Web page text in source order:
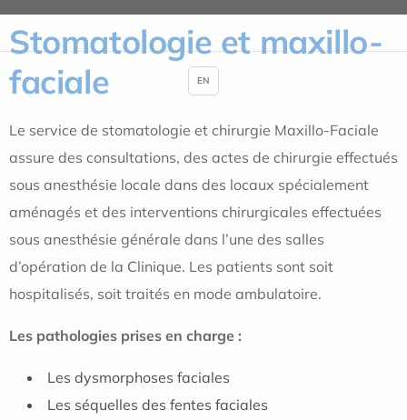
Stomatologie et maxillo-
faciale
Le service de stomatologie et chirurgie Maxillo-Faciale
assure des consultations, des actes de chirurgie effectués
sous anesthésie locale dans des locaux spécialement
aménagés et des interventions chirurgicales effectuées
sous anesthésie générale dans l’une des salles
d’opération de la Clinique. Les patients sont soit
hospitalisés, soit traités en mode ambulatoire.
Les pathologies prises en charge :
Les dysmorphoses faciales
Les séquelles des fentes faciales
EN